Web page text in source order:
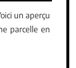
un aperçu
parcelle en